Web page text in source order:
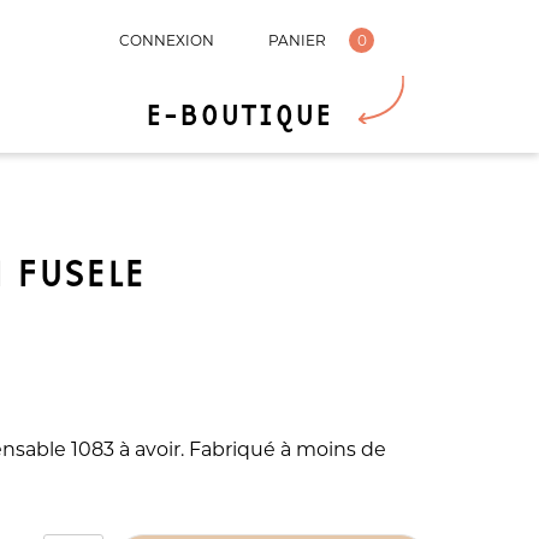
CONNEXION PANIER 0
E-BOUTIQUE
1083 à avoir. Fabriqué à moins de